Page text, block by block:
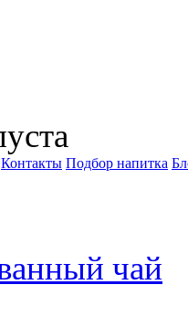
Контакты Подбор напитка
чай